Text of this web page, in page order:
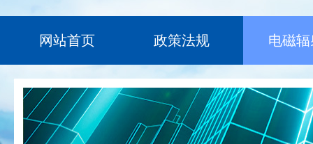
网站首页 政策法规 电磁